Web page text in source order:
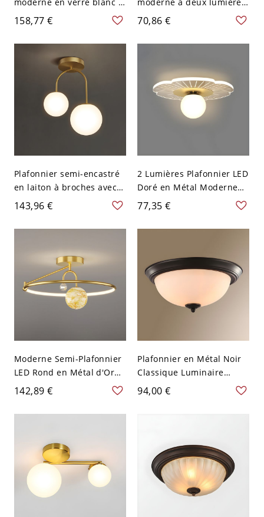
Base d'ampoule E26/E27 -
110 V-120 V 2
158,77 €
en globe blanc - Blanc 110
V-120 V
70,86 €
Plafonnier semi-encastré
en laiton à broches avec
abat-jour en verre blanc -
110 V-120 V
143,96 €
2 Lumières Plafonnier LED
Doré en Métal Moderne
Lampe Encastrée à Abat-
Jour en Verre - 110 V-120
V Fleur Naturel
77,35 €
Moderne Semi-Plafonnier
LED Rond en Métal d'Or
avec Boule en Verre Clair
pour Chambre - 110 V-120
V Planète Gradation à
142,89 €
Plafonnier en Métal Noir
Classique Luminaire
Encastré à Abat-Jour en
Verre Opale - 110 V-120 V
94,00 €